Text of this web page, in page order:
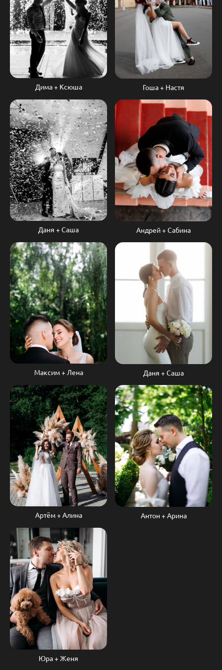
Дима + Ксюша Гоша + Настя
Даня + Саша Андрей + Сабина
Максим + Лена Даня + Саша
Артём + Алина Антон + Арина
Юра + Женя